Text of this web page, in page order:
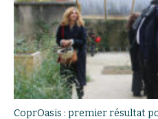
CoprOasis : premier résultat